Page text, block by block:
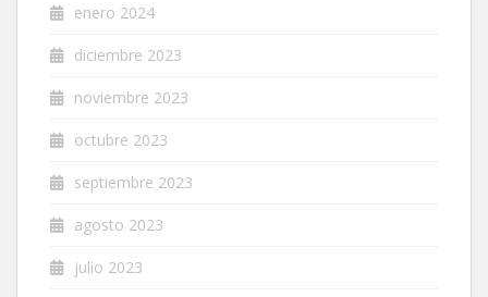
enero 2024
diciembre 2023
noviembre 2023
octubre 2023
septiembre 2023
agosto 2023
julio 2023